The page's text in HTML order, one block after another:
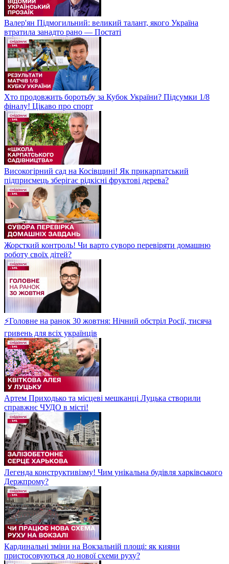
Валер'ян Підмогильний: великий талант, якого Україна
втратила занадто рано — Постаті
Хто продовжить боротьбу за Кубок України? Підсумки 1/8
фіналу! Цікаво про спорт
Високогірний сад на Косівщині! Як прикарпатський
підприємець зберігає рідкісні фруктові дерева?
Жорсткий контроль! Чи варто суворо перевіряти домашню
роботу своїх дітей?
⚡Головне на ранок 30 жовтня: Нічний обстріл Росії, тисяча
гривень для всіх українців
Артем Приходько та місцеві мешканці Луцька створили
справжнє ЧУДО в місті!
Легенда конструктивізму! Чим унікальна будівля харківського
Держпрому?
Кардинальні зміни на Вокзальній площі: як кияни
пристосовуються до нової схеми руху?